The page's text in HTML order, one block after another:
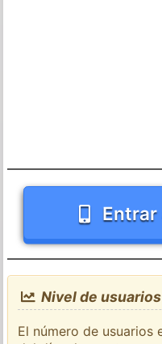
Entrar
Nivel de
El número de usuarios